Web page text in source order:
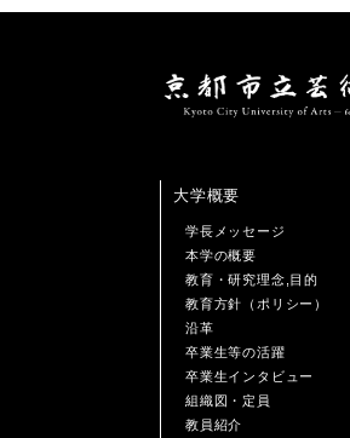
大学概要
学長メッセージ
本学の概要
教育・研究理念,目的
教育方針（ポリシー）
沿革
卒業生等の活躍
卒業生インタビュー
組織図・定員
教員紹介